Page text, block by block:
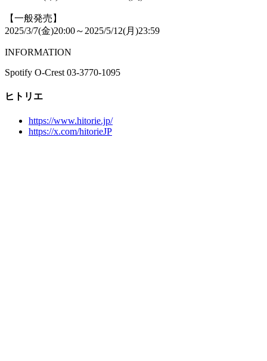
【一般発売】
2025/3/7(金)20:00～2025/5/12(月)23:59
INFORMATION
Spotify O-Crest 03-3770-1095
ヒトリエ
https://www.hitorie.jp/
https://x.com/hitorieJP